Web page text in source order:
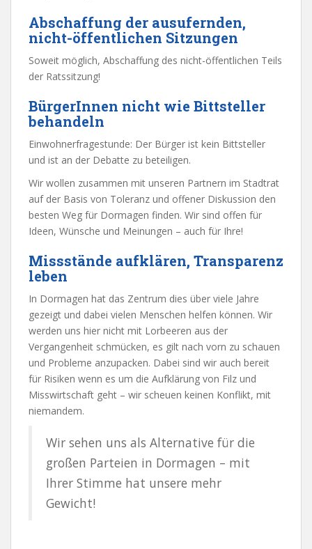
Abschaffung der ausufernden,
nicht-öffentlichen Sitzungen
Soweit möglich, Abschaffung des nicht-öffentlichen Teils
der Ratssitzung!
BürgerInnen nicht wie Bittsteller
behandeln
Einwohnerfragestunde: Der Bürger ist kein Bittsteller
und ist an der Debatte zu beteiligen.
Wir wollen zusammen mit unseren Partnern im Stadtrat
auf der Basis von Toleranz und offener Diskussion den
besten Weg für Dormagen finden. Wir sind offen für
Ideen, Wünsche und Meinungen – auch für Ihre!
Missstände aufklären, Transparenz
leben
In Dormagen hat das Zentrum dies über viele Jahre
gezeigt und dabei vielen Menschen helfen können. Wir
werden uns hier nicht mit Lorbeeren aus der
Vergangenheit schmücken, es gilt nach vorn zu schauen
und Probleme anzupacken. Dabei sind wir auch bereit
für Risiken wenn es um die Aufklärung von Filz und
Misswirtschaft geht – wir scheuen keinen Konflikt, mit
niemandem.
Wir sehen uns als Alternative für die
großen Parteien in Dormagen – mit
Ihrer Stimme hat unsere mehr
Gewicht!